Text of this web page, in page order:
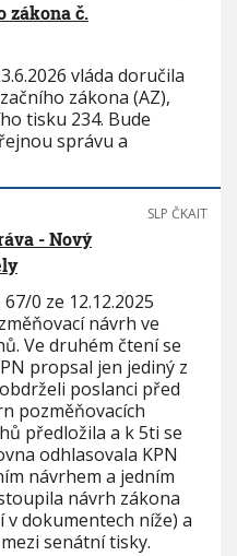
zákona č.
vláda doručila
zákona (AZ),
tisku 234. Bude
správu a
SLP ČKAIT
- Nový
0 ze 12.12.2025
návrh ve
Ve druhém čtení se
propsal jen jediný z
poslanci před
pozměňovacích
předložila a k 5ti se
odhlasovala KPN
návrhem a jedním
návrh zákona
v dokumentech níže) a
senátní tisky.